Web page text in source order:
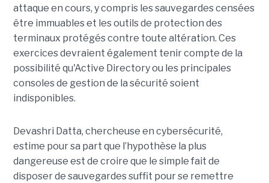
attaque en cours, y compris les sauvegardes censées
être immuables et les outils de protection des
terminaux protégés contre toute altération. Ces
exercices devraient également tenir compte de la
possibilité qu'Active Directory ou les principales
consoles de gestion de la sécurité soient
indisponibles.
Devashri Datta, chercheuse en cybersécurité,
estime pour sa part que l’hypothèse la plus
dangereuse est de croire que le simple fait de
disposer de sauvegardes suffit pour se remettre